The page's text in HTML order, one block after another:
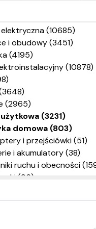
(10685)
i obudowy (3451)
(4195)
(10878)
(2965)
(3231)
domowa (803)
i przejściówki (51)
i akumulatory (38)
ruchu i obecności
(96)
(50)